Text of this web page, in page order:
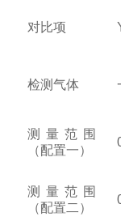
对比项
检测气体
测量范围
（配置一）
测量范围
（配置二）